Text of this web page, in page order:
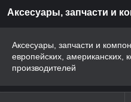
Аксесуары, запчасти и
Аксесуары, запчасти и
европейских, американских,
производителей